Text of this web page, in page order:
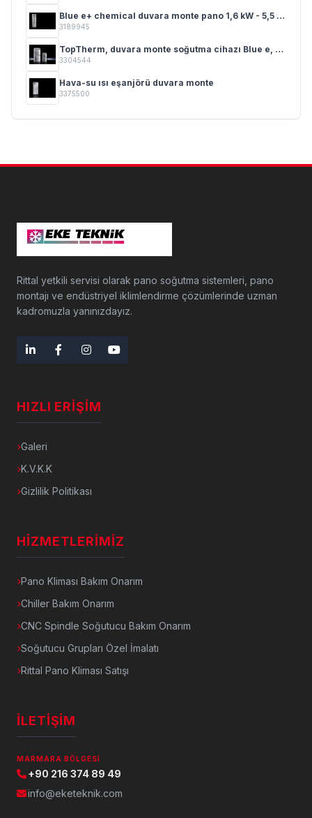
Blue e+ chemical duvara monte pano 1,6 kW - 5,5 kW
3189945
TopTherm, duvara monte soğutma cihazı Blue e, NEMA 4X 0,5 - 2,5 kW
3304544
Hava-su ısı eşanjörü duvara monte
3375500
Rittal yetkili servisi olarak pano soğutma sistemleri, pano
montajı ve endüstriyel iklimlendirme çözümlerinde uzman
kadromuzla yanınızdayız.
HIZLI ERIŞIM
Galeri
K.V.K.K
Gizlilik Politikası
HIZMETLERIMIZ
Pano Kliması Bakım Onarım
Chiller Bakım Onarım
CNC Spindle Soğutucu Bakım Onarım
Soğutucu Grupları Özel İmalatı
Rittal Pano Kliması Satışı
İLETIŞIM
MARMARA BÖLGESI
+90 216 374 89 49
info@eketeknik.com